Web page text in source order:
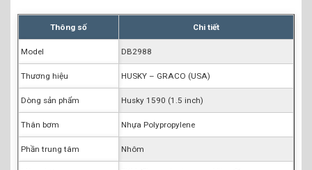
Thông số Chi tiết
Model DB2988
Thương hiệu HUSKY – GRACO (USA)
Dòng sản phẩm Husky 1590 (1.5 inch)
Thân bơm Nhựa Polypropylene
Phần trung tâm Nhôm